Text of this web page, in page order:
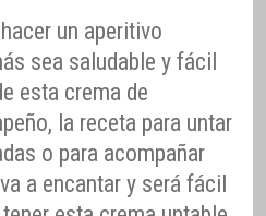
un aperitivo
sea saludable y fácil
esta crema de
la receta para untar
o para acompañar
a encantar y será fácil